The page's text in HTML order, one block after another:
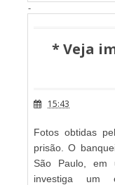
prisão.
-
* Veja
15:43
Fotos obtidas
prisão. O
São Paulo, em
investiga um